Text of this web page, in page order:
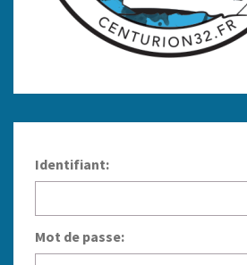
Identifiant:
Mot de passe: